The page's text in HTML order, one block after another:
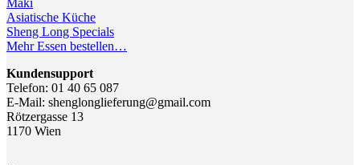
Maki
Asiatische Küche
Sheng Long Specials
Mehr Essen bestellen…
Kundensupport
Telefon: 01 40 65 087
E-Mail: shenglonglieferung@gmail.com
Rötzergasse 13
1170 Wien